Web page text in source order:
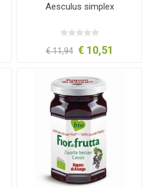
Aesculus simplex
€ 11,94 € 10,51